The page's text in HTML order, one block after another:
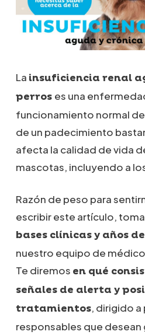
La insuficiencia renal
perros es una
funcionamiento normal
de un padecimiento
afecta la calidad de vida
mascotas, incluyendo a
Razón de peso para
escribir este artículo,
bases clínicas y años
nuestro equipo de
Te diremos en qué
señales de alerta y
tratamientos, dirigido
responsables que desean